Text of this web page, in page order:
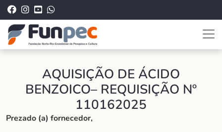
AQUISIÇÃO DE ÁCIDO
BENZOICO– REQUISIÇÃO Nº
110162025
Prezado (a) fornecedor,